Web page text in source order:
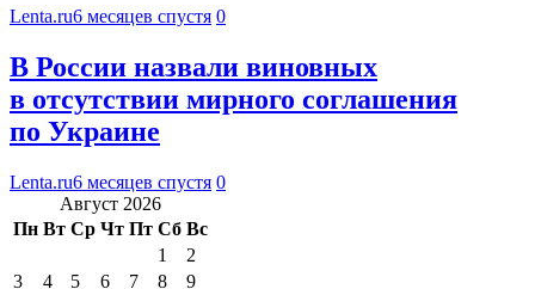
Lenta.ru6 месяцев спустя 0
В России назвали виновных
в отсутствии мирного соглашения
по Украине
Lenta.ru6 месяцев спустя 0
Август 2026
Пн Вт Ср Чт Пт Сб Вс
1
2
3
4 5 6 7 8
9